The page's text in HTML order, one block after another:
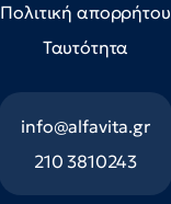
Πολιτική απορρήτου
Ταυτότητα
info@alfavita.gr
210 3810243